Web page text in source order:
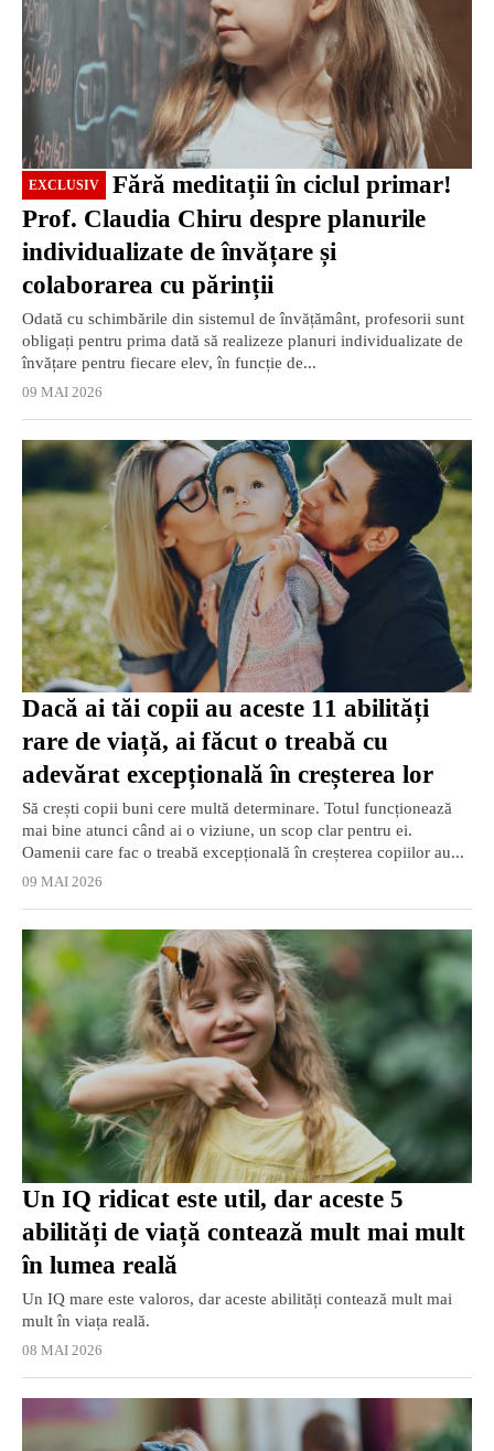
EXCLUSIV
Prof. Claudia Chiru despre planurile
individualizate de învățare și
colaborarea cu părinții
Odată cu schimbările din sistemul de învățământ, profesorii sunt
obligați pentru prima dată să realizeze planuri individualizate de
învățare pentru fiecare elev, în funcție de...
09 MAI 2026
Dacă ai tăi copii au aceste 11 abilități
rare de viață, ai făcut o treabă cu
adevărat excepțională în creșterea lor
Să crești copii buni cere multă determinare. Totul funcționează
mai bine atunci când ai o viziune, un scop clar pentru ei.
Oamenii care fac o treabă excepțională în creșterea copiilor au...
09 MAI 2026
Un IQ ridicat este util, dar aceste 5
abilități de viață contează mult mai mult
în lumea reală
Un IQ mare este valoros, dar aceste abilități contează mult mai
mult în viața reală.
08 MAI 2026